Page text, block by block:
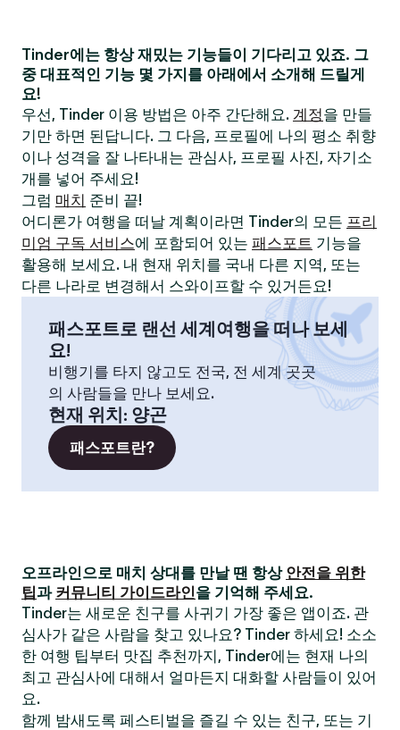
Tinder에는 항상 재밌는 기능들이 기다리고 있죠. 그
중 대표적인 기능 몇 가지를 아래에서 소개해 드릴게
요!
우선, Tinder 이용 방법은 아주 간단해요. 계정을 만들
기만 하면 된답니다. 그 다음, 프로필에 나의 평소 취향
이나 성격을 잘 나타내는 관심사, 프로필 사진, 자기소
개를 넣어 주세요!
그럼 매치 준비 끝!
어디론가 여행을 떠날 계획이라면 Tinder의 모든 프리
미엄 구독 서비스에 포함되어 있는 패스포트 기능을
활용해 보세요. 내 현재 위치를 국내 다른 지역, 또는
다른 나라로 변경해서 스와이프할 수 있거든요!
패스포트로 랜선 세계여행을 떠나 보세
요!
비행기를 타지 않고도 전국, 전 세계 곳곳
의 사람들을 만나 보세요.
현재 위치: 양곤
패스포트란?
오프라인으로 매치 상대를 만날 땐 항상 안전을 위한
팁과 커뮤니티 가이드라인을 기억해 주세요.
Tinder는 새로운 친구를 사귀기 가장 좋은 앱이죠. 관
심사가 같은 사람을 찾고 있나요? Tinder 하세요! 소소
한 여행 팁부터 맛집 추천까지, Tinder에는 현재 나의
최고 관심사에 대해서 얼마든지 대화할 사람들이 있어
요.
함께 밤새도록 페스티벌을 즐길 수 있는 친구, 또는 기